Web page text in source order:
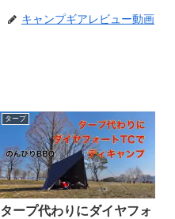
キャンプギアレビュー動画
タープ
タープ代わりにダイヤフォ